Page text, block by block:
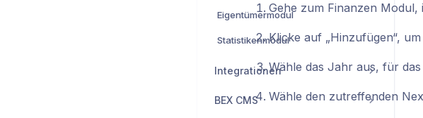
Eigentümermodul
Statistikenmodul
Integrationen
BEX CMS
Gehe zum Finanzen Modul,
Klicke auf „Hinzufügen“,
Wähle das Jahr aus, für
Wähle den zutreffenden